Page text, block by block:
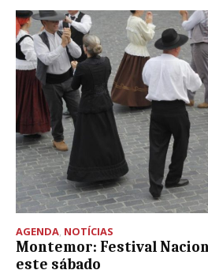
AGENDA, NOTÍCIAS
Montemor: Festival
este sábado